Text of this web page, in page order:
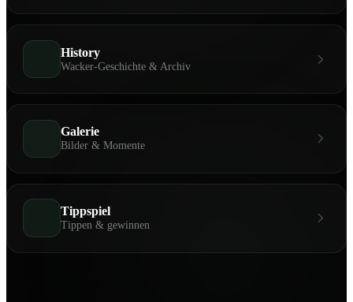
History
Wacker-Geschichte & Archiv
Galerie
Bilder & Momente
Tippspiel
Tippen & gewinnen